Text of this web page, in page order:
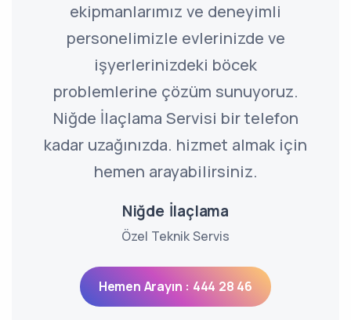
ekipmanlarımız ve deneyimli
personelimizle evlerinizde ve
işyerlerinizdeki böcek
problemlerine çözüm sunuyoruz.
Niğde İlaçlama Servisi bir telefon
kadar uzağınızda. hizmet almak için
hemen arayabilirsiniz.
Niğde İlaçlama
Özel Teknik Servis
Hemen Arayın : 444 28 46